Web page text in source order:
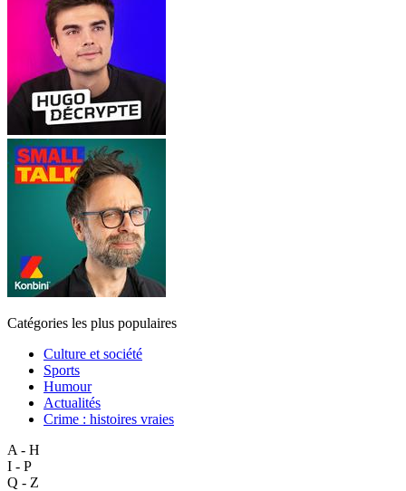
Catégories les plus populaires
Culture et société
Sports
Humour
Actualités
Crime : histoires vraies
A - H
I - P
Q - Z